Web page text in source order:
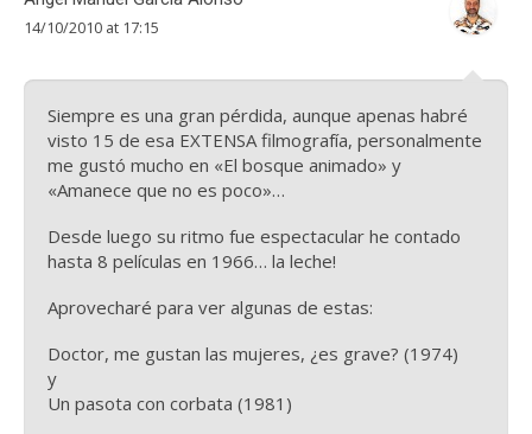
14/10/2010 at 17:15
Siempre es una gran pérdida, aunque apenas habré
visto 15 de esa EXTENSA filmografía, personalmente
me gustó mucho en «El bosque animado» y
«Amanece que no es poco»…
Desde luego su ritmo fue espectacular he contado
hasta 8 películas en 1966… la leche!
Aprovecharé para ver algunas de estas:
Doctor, me gustan las mujeres, ¿es grave? (1974)
y
Un pasota con corbata (1981)